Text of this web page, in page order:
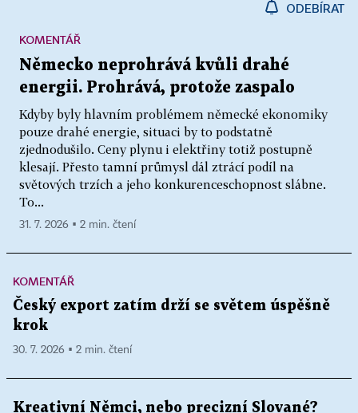
ODEBÍRAT
Německo neprohrává kvůli drahé
energii. Prohrává, protože zaspalo
Kdyby byly hlavním problémem německé ekonomiky
pouze drahé energie, situaci by to podstatně
zjednodušilo. Ceny plynu i elektřiny totiž postupně
klesají. Přesto tamní průmysl dál ztrácí podíl na
světových trzích a jeho konkurenceschopnost slábne.
To...
KOMENTÁŘ
31. 7. 2026 ▪ 2 min. čtení
KOMENTÁŘ
Český export zatím drží se světem úspěšně
krok
30. 7. 2026 ▪ 2 min. čtení
Kreativní Němci, nebo precizní Slované?